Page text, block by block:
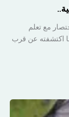
مع تعلم
ما اكتشفته عن قرب